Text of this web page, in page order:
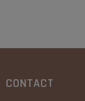
CONTACT